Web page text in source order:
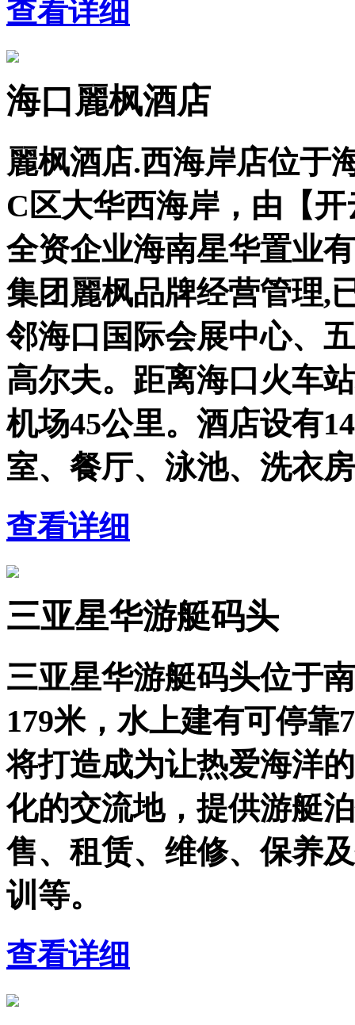
查看详细
海口麗枫酒店
麗枫酒店.西海岸店位于
C区大华西海岸，由【
全资企业海南星华置业
集团麗枫品牌经营管理,
邻海口国际会展中心、
高尔夫。距离海口火车
机场45公里。酒店设有
室、餐厅、泳池、洗衣
查看详细
三亚星华游艇码头
三亚星华游艇码头位于
179米，水上建有可停
将打造成为让热爱海洋
化的交流地，提供游艇
售、租赁、维修、保养
训等。
查看详细